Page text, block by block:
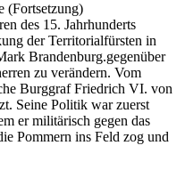
(Fortsetzung)
des 15. Jahrhunderts
der Territorialfürsten in
Brandenburg.gegenüber
zu verändern. Vom
Burggraf Friedrich VI. von
Seine Politik war zuerst
er militärisch gegen das
Pommern ins Feld zog und